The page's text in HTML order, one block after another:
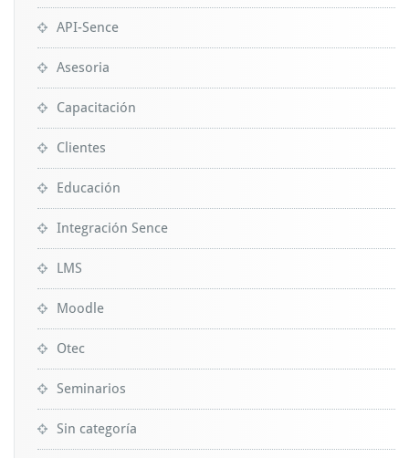
API-Sence
Asesoria
Capacitación
Clientes
Educación
Integración Sence
LMS
Moodle
Otec
Seminarios
Sin categoría